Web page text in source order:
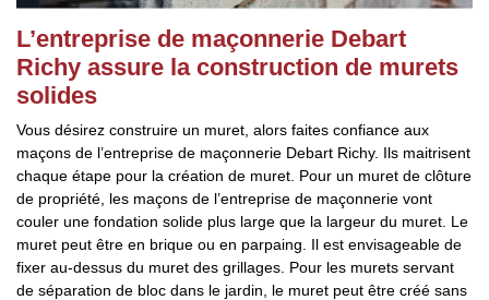
L’entreprise de maçonnerie Debart
Richy assure la construction de murets
solides
Vous désirez construire un muret, alors faites confiance aux
maçons de l’entreprise de maçonnerie Debart Richy. Ils maitrisent
chaque étape pour la création de muret. Pour un muret de clôture
de propriété, les maçons de l’entreprise de maçonnerie vont
couler une fondation solide plus large que la largeur du muret. Le
muret peut être en brique ou en parpaing. Il est envisageable de
fixer au-dessus du muret des grillages. Pour les murets servant
de séparation de bloc dans le jardin, le muret peut être créé sans